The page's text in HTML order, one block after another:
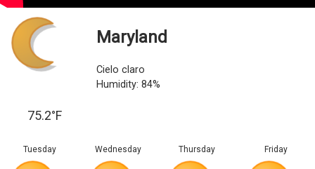
75.2°F
Maryland
Cielo claro
Humidity: 84%
Tuesday Wednesday Thursday Friday